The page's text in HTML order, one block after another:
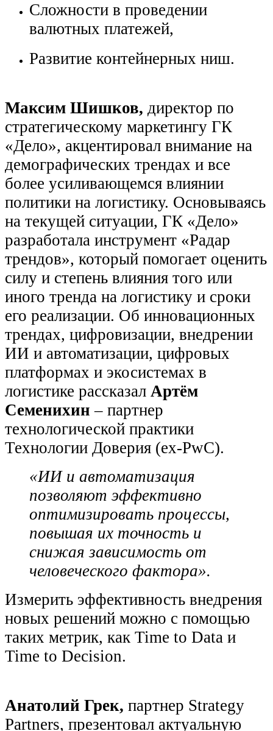
Сложности в проведении
валютных платежей,
Развитие контейнерных ниш.
Максим Шишков, директор по
стратегическому маркетингу ГК
«Дело», акцентировал внимание на
демографических трендах и все
более усиливающемся влиянии
политики на логистику. Основываясь
на текущей ситуации, ГК «Дело»
разработала инструмент «Радар
трендов», который помогает оценить
силу и степень влияния того или
иного тренда на логистику и сроки
его реализации. Об инновационных
трендах, цифровизации, внедрении
ИИ и автоматизации, цифровых
платформах и экосистемах в
логистике рассказал Артём
Семенихин – партнер
технологической практики
Технологии Доверия (ex-PwC).
«ИИ и автоматизация
позволяют эффективно
оптимизировать процессы,
повышая их точность и
снижая зависимость от
человеческого фактора».
Измерить эффективность внедрения
новых решений можно с помощью
таких метрик, как Time to Data и
Time to Decision.
Анатолий Грек, партнер Strategy
Partners, презентовал актуальную